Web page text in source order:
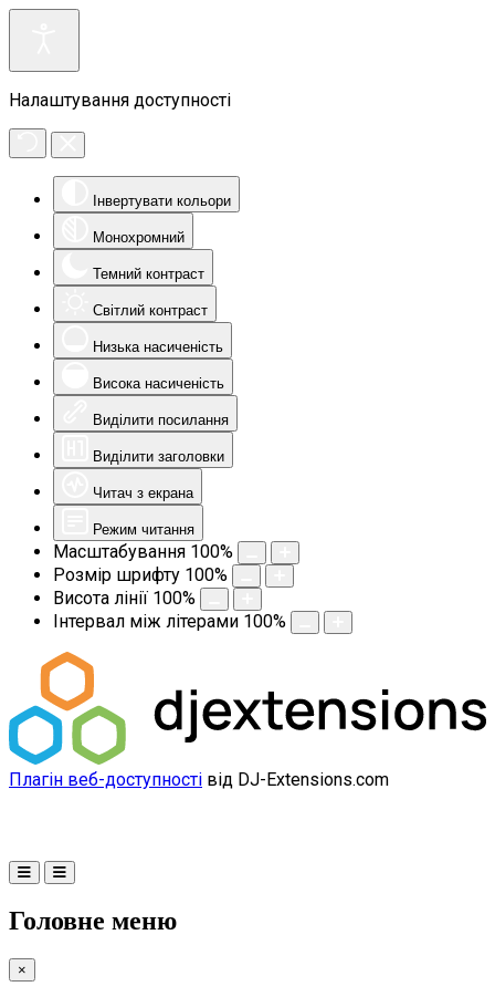
Налаштування доступності
Інвертувати кольори
Монохромний
Темний контраст
Світлий контраст
Низька насиченість
Висока насиченість
Виділити посилання
Виділити заголовки
Читач з екрана
Режим читання
Масштабування 100%
Розмір шрифту 100%
Висота лінії 100%
Інтервал між літерами 100%
Плагін веб-доступності від DJ-Extensions.com
Головне меню
×